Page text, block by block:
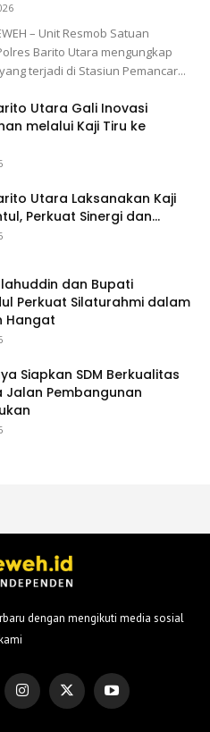
– Unit Resmob Satuan
Barito Utara mengungkap
terjadi di Stasiun Pemancar...
Utara Gali Inovasi
melalui Kaji Tiru ke
Utara Laksanakan Kaji
Perkuat Sinergi dan...
dan Bupati
Perkuat Silaturahmi dalam
Hangat
Siapkan SDM Berkualitas
Jalan Pembangunan
dengan mengikuti media sosial